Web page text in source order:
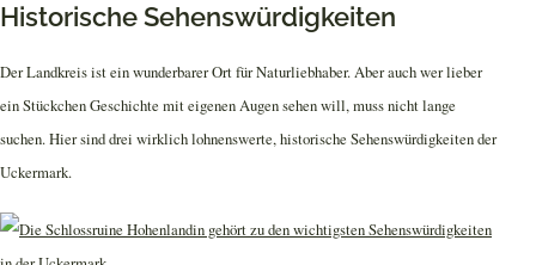
Historische Sehenswürdigkeiten
Der Landkreis ist ein wunderbarer Ort für Naturliebhaber. Aber auch wer lieber
ein Stückchen Geschichte mit eigenen Augen sehen will, muss nicht lange
suchen. Hier sind drei wirklich lohnenswerte, historische Sehenswürdigkeiten der
Uckermark.